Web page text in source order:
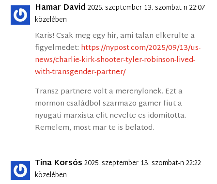
Hamar David 2025. szeptember 13. szombat-n 22:07
közelében
Karis! Csak meg egy hir, ami talan elkerulte a
figyelmedet: https://nypost.com/2025/09/13/us-
news/charlie-kirk-shooter-tyler-robinson-lived-
with-transgender-partner/
Transz partnere volt a merenylonek. Ezt a
mormon családbol szarmazo gamer fiut a
nyugati marxista elit nevelte es idomitotta.
Remelem, most mar te is belatod.
Tina Korsós 2025. szeptember 13. szombat-n 22:22
közelében